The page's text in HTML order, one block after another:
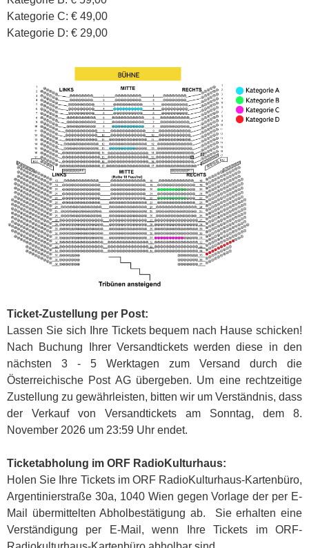
Kategorie C: € 49,00
Kategorie D: € 29,00
Ticket-Zustellung per Post:
Lassen Sie sich Ihre Tickets bequem nach Hause schicken!
Nach Buchung Ihrer Versandtickets werden diese in den
nächsten 3 - 5 Werktagen zum Versand durch die
Österreichische Post AG übergeben. Um eine rechtzeitige
Zustellung zu gewährleisten, bitten wir um Verständnis, dass
der Verkauf von Versandtickets am Sonntag, dem 8.
November 2026 um 23:59 Uhr endet.
Ticketabholung im ORF RadioKulturhaus:
Holen Sie Ihre Tickets im ORF RadioKulturhaus-Kartenbüro,
Argentinierstraße 30a, 1040 Wien gegen Vorlage der per E-
Mail übermittelten Abholbestätigung ab. Sie erhalten eine
Verständigung per E-Mail, wenn Ihre Tickets im ORF-